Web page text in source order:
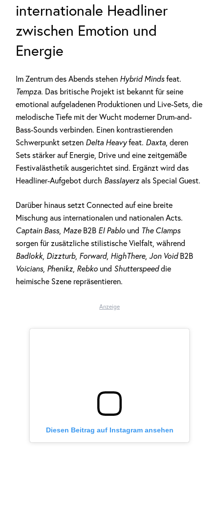
internationale Headliner
zwischen Emotion und
Energie
Im Zentrum des Abends stehen Hybrid Mindsfeat.
Tempza. Das britische Projekt ist bekannt für seine
emotional aufgeladenen Produktionen und Live-Sets, die
melodische Tiefe mit der Wucht moderner Drum-and-
Bass-Sounds verbinden. Einen kontrastierenden
Schwerpunkt setzen Delta Heavyfeat. Daxta, deren
Sets stärker auf Energie, Drive und eine zeitgemäße
Festivalästhetik ausgerichtet sind. Ergänzt wird das
Headliner-Aufgebot durch Basslayerz als Special Guest.
Darüber hinaus setzt Connected auf eine breite
Mischung aus internationalen und nationalen Acts.
Captain Bass, Maze B2B El Pablo und The Clamps
sorgen für zusätzliche stilistische Vielfalt, während
Badlokk, Dizzturb, Forward, HighThere, Jon VoidB2B
Voicians, Phenikz, Rebko und Shutterspeeddie
heimische Szene repräsentieren.
Anzeige
Diesen Beitrag auf Instagram ansehen